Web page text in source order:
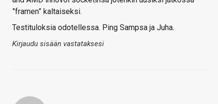
”framen” kaltaiseksi.
Testituloksia odotellessa. Ping Sampsa ja Juha.
Kirjaudu sisään vastataksesi